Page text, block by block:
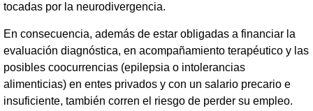
tocadas por la neurodivergencia.
En consecuencia, además de estar obligadas a financiar la
evaluación diagnóstica, en acompañamiento terapéutico y las
posibles coocurrencias (epilepsia o intolerancias
alimenticias) en entes privados y con un salario precario e
insuficiente, también corren el riesgo de perder su empleo.